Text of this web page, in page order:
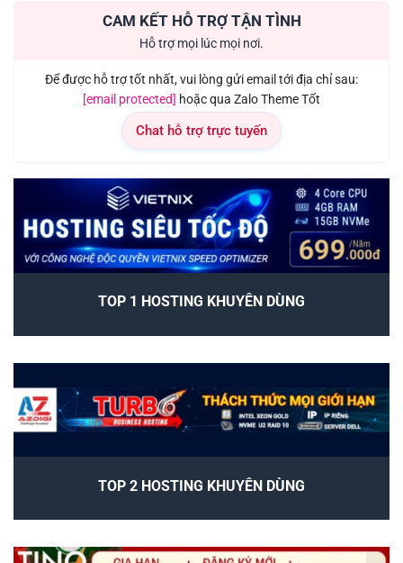
CAM KẾT HỖ TRỢ TẬN TÌNH
Hỗ trợ mọi lúc mọi nơi.
Để được hỗ trợ tốt nhất, vui lòng gửi email tới địa chỉ sau:
[email protected] hoặc qua Zalo Theme Tốt
Chat hỗ trợ trực tuyến
TOP 1 HOSTING KHUYÊN DÙNG
TOP 2 HOSTING KHUYÊN DÙNG